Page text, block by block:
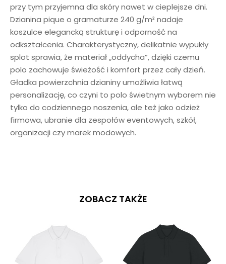
przy tym przyjemna dla skóry nawet w cieplejsze dni.
Dzianina pique o gramaturze 240 g/m² nadaje
koszulce elegancką strukturę i odporność na
odkształcenia. Charakterystyczny, delikatnie wypukły
splot sprawia, że materiał „oddycha”, dzięki czemu
polo zachowuje świeżość i komfort przez cały dzień.
Gładka powierzchnia dzianiny umożliwia łatwą
personalizację, co czyni to polo świetnym wyborem nie
tylko do codziennego noszenia, ale też jako odzież
firmowa, ubranie dla zespołów eventowych, szkół,
organizacji czy marek modowych.
ZOBACZ TAKŻE